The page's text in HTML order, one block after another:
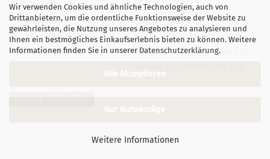
Wir verwenden Cookies und ähnliche Technologien, auch von
Drittanbietern, um die ordentliche Funktionsweise der Website zu
gewährleisten, die Nutzung unseres Angebotes zu analysieren und
Ihnen ein bestmögliches Einkaufserlebnis bieten zu können. Weitere
Informationen finden Sie in unserer Datenschutzerklärung.
Alle Akzeptieren
Nur Notwendige
Weitere Informationen
Telefon:
04172 - 988 78 44
info@lillestofhus.de
Sa.
10:00–13:00 Uhr
Parkplätze direkt vor der Tür.
Vertrag widerrufen